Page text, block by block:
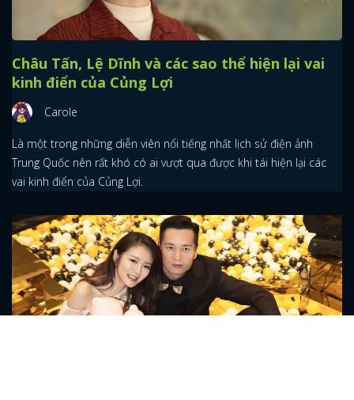
Châu Tấn, Lệ Dĩnh và các sao thể hiện lại vai
kinh điển của Củng Lợi
Carole
Là một trong những diễn viên nổi tiếng nhất lịch sử điện ảnh
Trung Quốc nên rất khó có ai vượt qua được khi tái hiện lại các
vai kinh điển của Củng Lợi.